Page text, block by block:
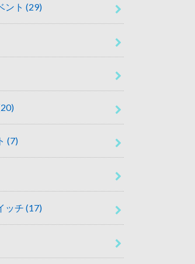
ント (29)
(7)
ッチ (17)